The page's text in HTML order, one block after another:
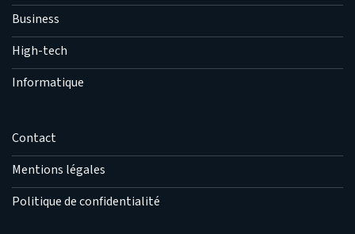
Business
High-tech
Informatique
Contact
Mentions légales
Politique de confidentialité